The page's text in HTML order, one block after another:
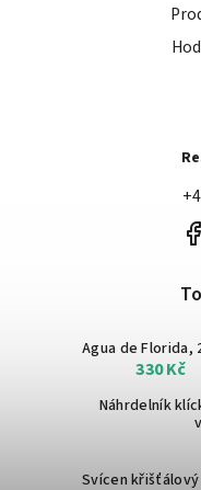
Agua de Florida,
330 Kč
Náhrdelník
Svícen